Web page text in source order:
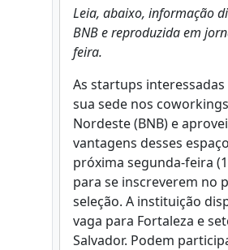
Leia, abaixo, informação
BNB e reproduzida em
feira.
As startups
sua sede nos
Nordeste (BNB) e
vantagens desses
próxima segunda-feira
para se inscreverem no
seleção. A instituição
vaga para Fortaleza e
Salvador. Podem